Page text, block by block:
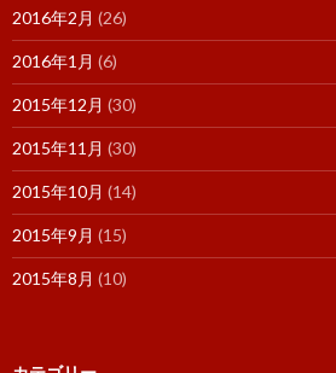
2016年2月 (26)
2016年1月 (6)
2015年12月 (30)
2015年11月 (30)
2015年10月 (14)
2015年9月 (15)
2015年8月 (10)